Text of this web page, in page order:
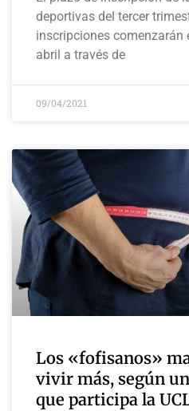
deportivas del tercer
inscripciones comenzarán
abril a través de
09/04/2021
Los «fofisanos»
vivir más, según
que participa la